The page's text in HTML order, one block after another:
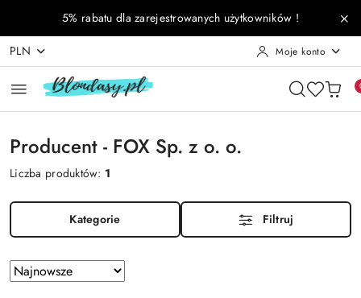
Przejdź do treści głównej
Przejdź do wyszukiwarki
Przejdź do moje konto
Przejdź do menu głównego
Przejdź do stopki
5% rabatu dla zarejestrowanych użytkowników !
PLN Moje konto
Producent - FOX Sp. z o. o.
Liczba produktów: 1
Kategorie Filtruj
Zastosowano
sortowanie:
Sortuj
według